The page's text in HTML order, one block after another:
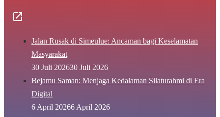
Jalan Rusak di Simeulue: Ancaman bagi Keselamatan
Masyarakat
30 Juli 202630 Juli 2026
Bejamu Saman: Menjaga Kedalaman Silaturahmi di Era
Digital
6 April 20266 April 2026